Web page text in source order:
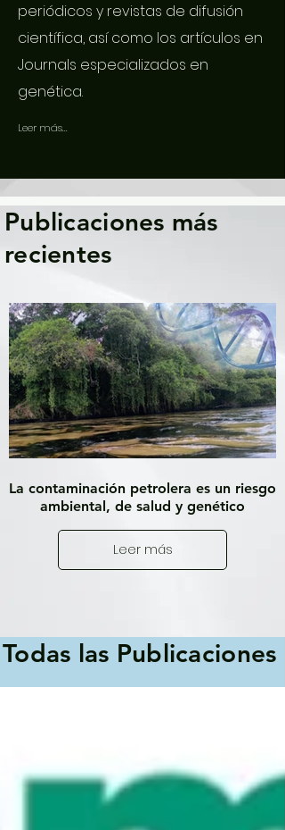
periódicos y revistas de difusión
científica, así como los artículos en
Journals especializados en
genética.
Leer más...
Publicaciones más
recientes
La contaminación petrolera es un riesgo
ambiental, de salud y genético
Leer más
Todas las Publicaciones